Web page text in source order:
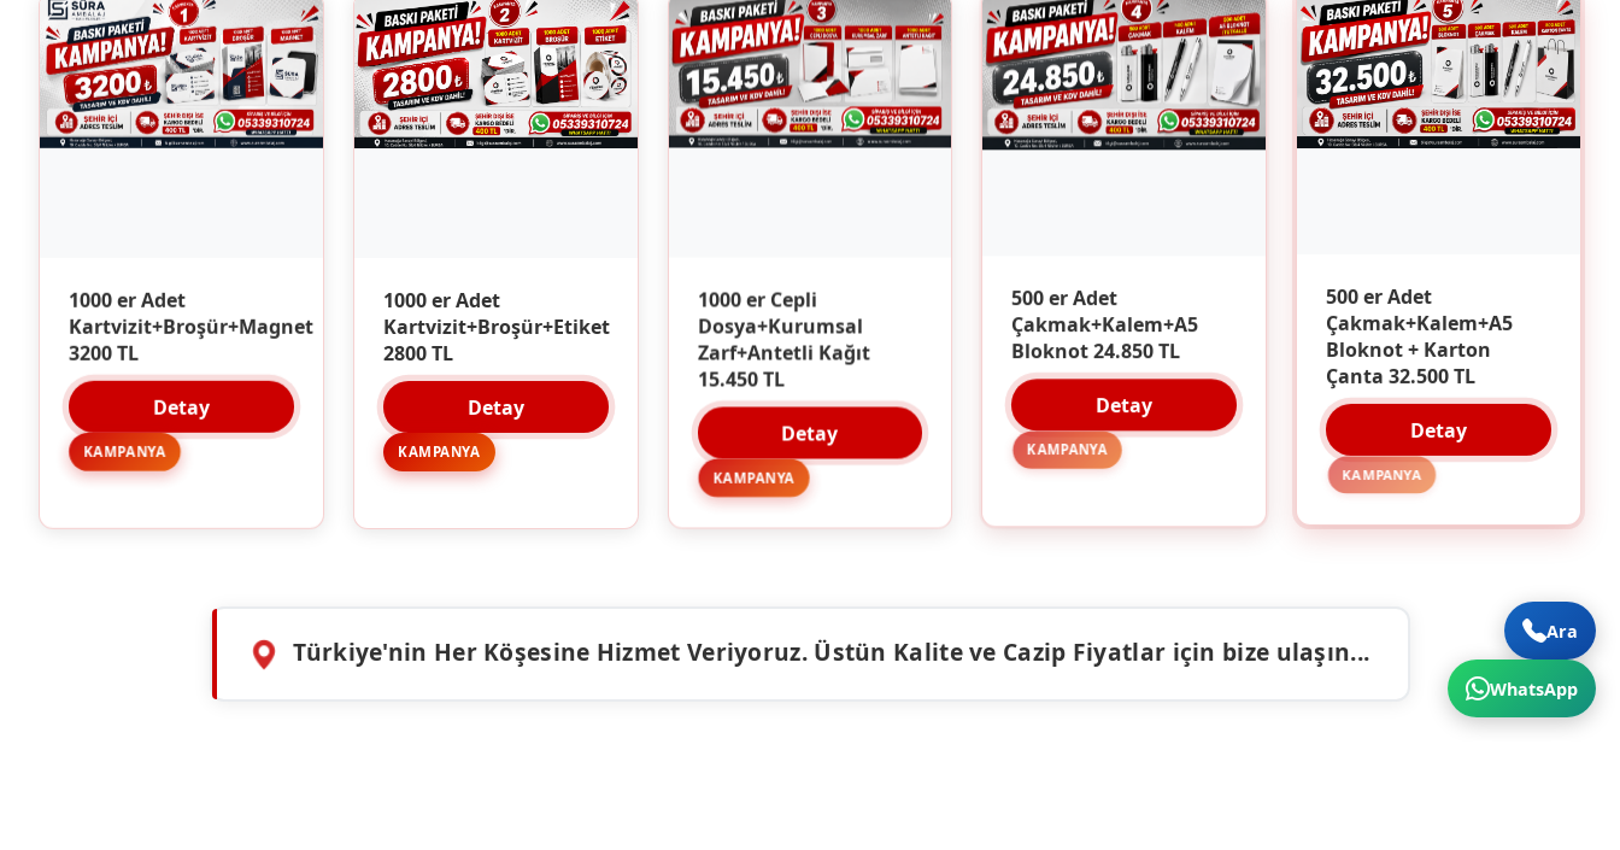
1000 er Adet
Kartvizit+Broşür+Magnet
3200 TL
Detay
KAMPANYA
1000 er Adet
Kartvizit+Broşür+Etiket
2800 TL
Detay
KAMPANYA
1000 er Cepli
Dosya+Kurumsal
Zarf+Antetli Kağıt
15.450 TL
Detay
KAMPANYA
500 er Adet
Çakmak+Kalem+A5
Bloknot 24.850 TL
Detay
KAMPANYA
500 er Adet
Çakmak+Kalem+A5
Bloknot + Karton
Çanta 32.500 TL
Detay
KAMPANYA
Türkiye'nin Her Köşesine Hizmet Veriyoruz. Üstün Kalite ve Cazip Fiyatlar için bize ulaşın...
Ara
WhatsApp